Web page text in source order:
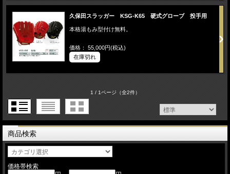
久保田スラッガー KSG-K65 硬式グローブ 投手用
本格湯もみ型付け無料。
価格： 55,000円(税込)
在庫切れ
1 / 1ページ（全2件）
商品検索
価格帯検索